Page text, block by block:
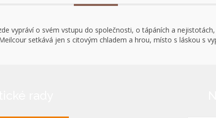
vypráví o svém vstupu do společnosti, o tápáních a
setkává jen s citovým chladem a hrou, místo s láskou s